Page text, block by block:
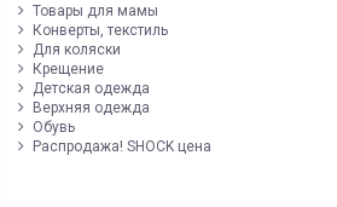
Товары для мамы
Конверты, текстиль
Для коляски
Крещение
Детская одежда
Верхняя одежда
Обувь
Распродажа! SHOCK цена